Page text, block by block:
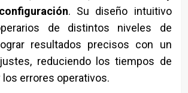
. Su diseño intuitivo
de distintos niveles de
resultados precisos con un
reduciendo los tiempos de
los errores operativos.